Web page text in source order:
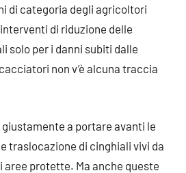
di categoria degli agricoltori
di riduzione delle
solo per i danni subiti dalle
non v’è alcuna traccia
a portare avanti le
traslocazione di cinghiali vivi da
aree protette. Ma anche queste